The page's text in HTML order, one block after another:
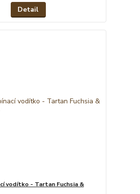
Detail
vodítko - Tartan Fuchsia &